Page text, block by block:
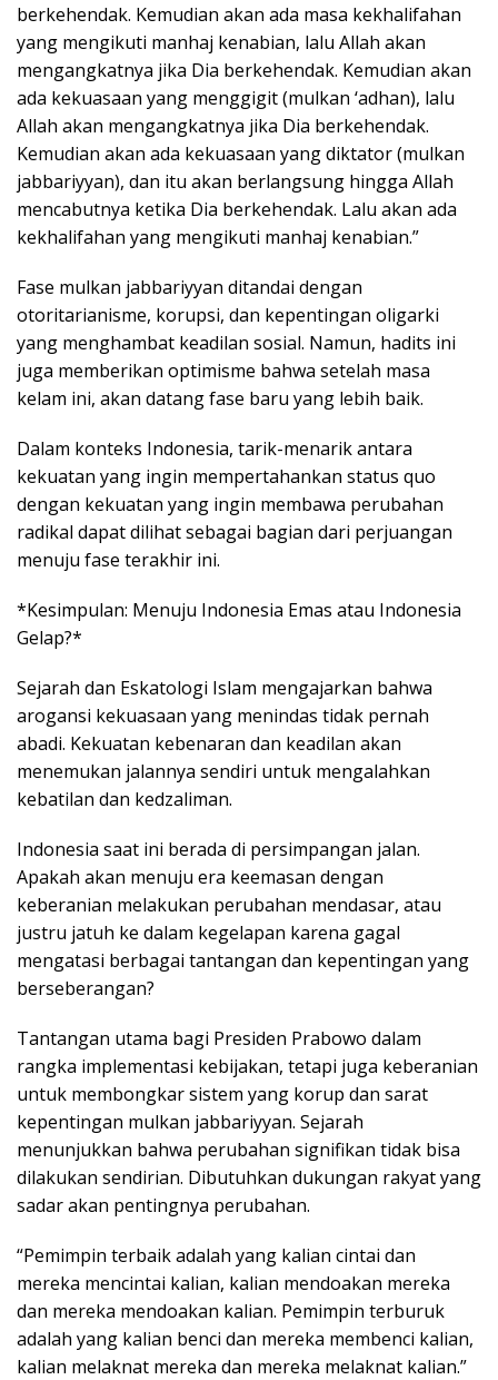
berkehendak. Kemudian akan ada masa kekhalifahan
yang mengikuti manhaj kenabian, lalu Allah akan
mengangkatnya jika Dia berkehendak. Kemudian akan
ada kekuasaan yang menggigit (mulkan ‘adhan), lalu
Allah akan mengangkatnya jika Dia berkehendak.
Kemudian akan ada kekuasaan yang diktator (mulkan
jabbariyyan), dan itu akan berlangsung hingga Allah
mencabutnya ketika Dia berkehendak. Lalu akan ada
kekhalifahan yang mengikuti manhaj kenabian.”
Fase mulkan jabbariyyan ditandai dengan
otoritarianisme, korupsi, dan kepentingan oligarki
yang menghambat keadilan sosial. Namun, hadits ini
juga memberikan optimisme bahwa setelah masa
kelam ini, akan datang fase baru yang lebih baik.
Dalam konteks Indonesia, tarik-menarik antara
kekuatan yang ingin mempertahankan status quo
dengan kekuatan yang ingin membawa perubahan
radikal dapat dilihat sebagai bagian dari perjuangan
menuju fase terakhir ini.
*Kesimpulan: Menuju Indonesia Emas atau Indonesia
Gelap?*
Sejarah dan Eskatologi Islam mengajarkan bahwa
arogansi kekuasaan yang menindas tidak pernah
abadi. Kekuatan kebenaran dan keadilan akan
menemukan jalannya sendiri untuk mengalahkan
kebatilan dan kedzaliman.
Indonesia saat ini berada di persimpangan jalan.
Apakah akan menuju era keemasan dengan
keberanian melakukan perubahan mendasar, atau
justru jatuh ke dalam kegelapan karena gagal
mengatasi berbagai tantangan dan kepentingan yang
berseberangan?
Tantangan utama bagi Presiden Prabowo dalam
rangka implementasi kebijakan, tetapi juga keberanian
untuk membongkar sistem yang korup dan sarat
kepentingan mulkan jabbariyyan. Sejarah
menunjukkan bahwa perubahan signifikan tidak bisa
dilakukan sendirian. Dibutuhkan dukungan rakyat yang
sadar akan pentingnya perubahan.
“Pemimpin terbaik adalah yang kalian cintai dan
mereka mencintai kalian, kalian mendoakan mereka
dan mereka mendoakan kalian. Pemimpin terburuk
adalah yang kalian benci dan mereka membenci kalian,
kalian melaknat mereka dan mereka melaknat kalian.”